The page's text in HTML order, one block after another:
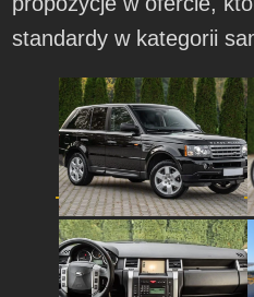
standardy w kategorii